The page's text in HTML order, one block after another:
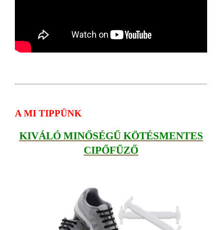
A MI TIPPÜNK
KIVÁLÓ MINŐSÉGŰ KÖTÉSMENTES
CIPŐFŰZŐ